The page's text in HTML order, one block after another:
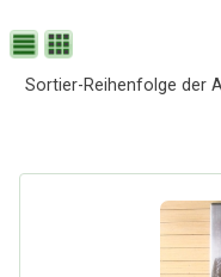
Sortier-Reihenfolge der